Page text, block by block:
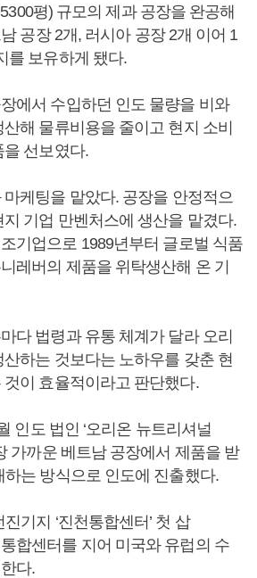
평) 규모의 제과 공장을 완공해
공장 2개, 러시아 공장 2개 이어 1
를 보유하게 됐다.
에서 수입하던 인도 물량을 비와
해 물류비용을 줄이고 현지 소비
을 선보였다.
케팅을 맡았다. 공장을 안정적으
지 기업 만벤처스에 생산을 맡겼다.
기업으로 1989년부터 글로벌 식품
레버의 제품을 위탁생산해 온 기
다 법령과 유통 체계가 달라 오리
하는 것보다는 노하우를 갖춘 현
이 효율적이라고 판단했다.
인도 법인 ‘오리온 뉴트리셔널
가까운 베트남 공장에서 제품을 받
하는 방식으로 인도에 진출했다.
기지 ‘진천통합센터’ 첫 삽
합센터를 지어 미국와 유럽의 수
다.